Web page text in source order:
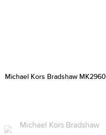
Michael Kors Bradshaw MK2960